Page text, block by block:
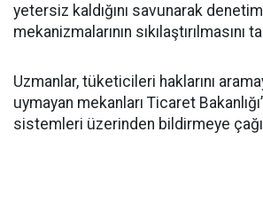
yetersiz kaldığını savunarak denetim
mekanizmalarının sıkılaştırılmasını
Uzmanlar, tüketicileri haklarını
uymayan mekanları Ticaret
sistemleri üzerinden bildirmeye